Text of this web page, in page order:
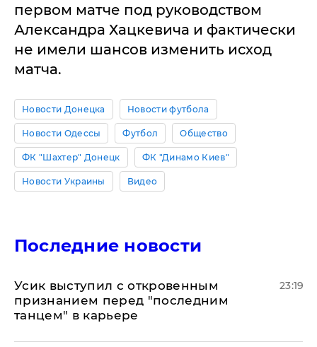
первом матче под руководством
Александра Хацкевича и фактически
не имели шансов изменить исход
матча.
Новости Донецка Новости футбола
Новости Одессы Футбол Общество
ФК "Шахтер" Донецк ФК "Динамо Киев"
Новости Украины Видео
Последние новости
Усик выступил с откровенным
признанием перед "последним
танцем" в карьере
23:19